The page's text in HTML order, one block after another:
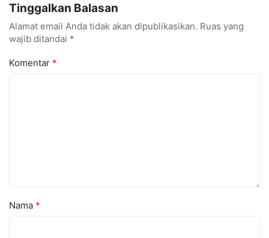
Tinggalkan Balasan
Alamat email Anda tidak akan dipublikasikan. Ruas yang
wajib ditandai *
Komentar *
Nama *